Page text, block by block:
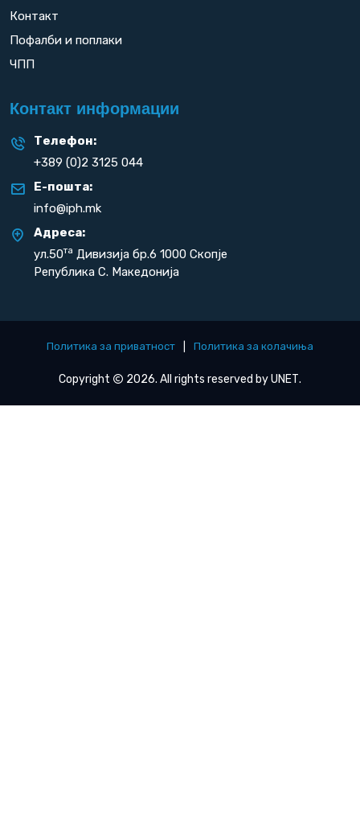
Контакт
Пофалби и поплаки
ЧПП
Контакт информации
Телефон:
+389 (0)2 3125 044
Е-пошта:
info@iph.mk
Адреса:
ул.50та Дивизија бр.6 1000 Скопје
Република С. Македонија
Политика за приватност Политика за колачиња
Copyright 2026. All rights reserved byUNET.